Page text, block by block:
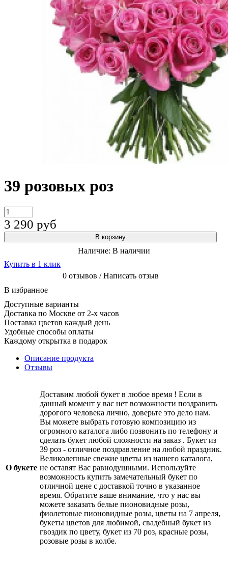
39 розовых роз
3 290 руб
В корзину
Наличие: В наличии
Купить в 1 клик
0 отзывов / Написать отзыв
В избранное
Доступные варианты
Доставка по Москве от 2-х часов
Поставка цветов каждый день
Удобные способы оплаты
Каждому открытка в подарок
Описание продукта
Отзывы
О букете
Доставим любой букет в любое время ! Если в
данный момент у вас нет возможности поздравить
дорогого человека лично, доверьте это дело нам.
Вы можете выбрать готовую композицию из
огромного каталога либо позвонить по телефону и
сделать букет любой сложности на заказ . Букет из
39 роз - отличное поздравление на любой праздник.
Великолепные свежие цветы из нашего каталога,
не оставят Вас равнодушными. Используйте
возможность купить замечательный букет по
отличной цене с доставкой точно в указанное
время. Обратите ваше внимание, что у нас вы
можете заказать белые пионовидные розы,
фиолетовые пионовидные розы, цветы на 7 апреля,
букеты цветов для любимой, свадебный букет из
гвоздик по цвету, букет из 70 роз, красные розы,
розовые розы в колбе.